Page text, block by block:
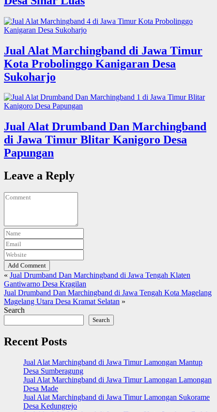
Jual Alat Marchingband di Jawa Timur
Kota Probolinggo Kanigaran Desa
Sukoharjo
Jual Alat Drumband Dan Marchingband
di Jawa Timur Blitar Kanigoro Desa
Papungan
Leave a Reply
Add Comment
« Jual Drumband Dan Marchingband di Jawa Tengah Klaten
Gantiwarno Desa Kragilan
Jual Drumband Dan Marchingband di Jawa Tengah Kota Magelang
Magelang Utara Desa Kramat Selatan »
Search
Search
Recent Posts
Jual Alat Marchingband di Jawa Timur Lamongan Mantup
Desa Sumberagung
Jual Alat Marchingband di Jawa Timur Lamongan Lamongan
Desa Made
Jual Alat Marchingband di Jawa Timur Lamongan Sukorame
Desa Kedungrejo